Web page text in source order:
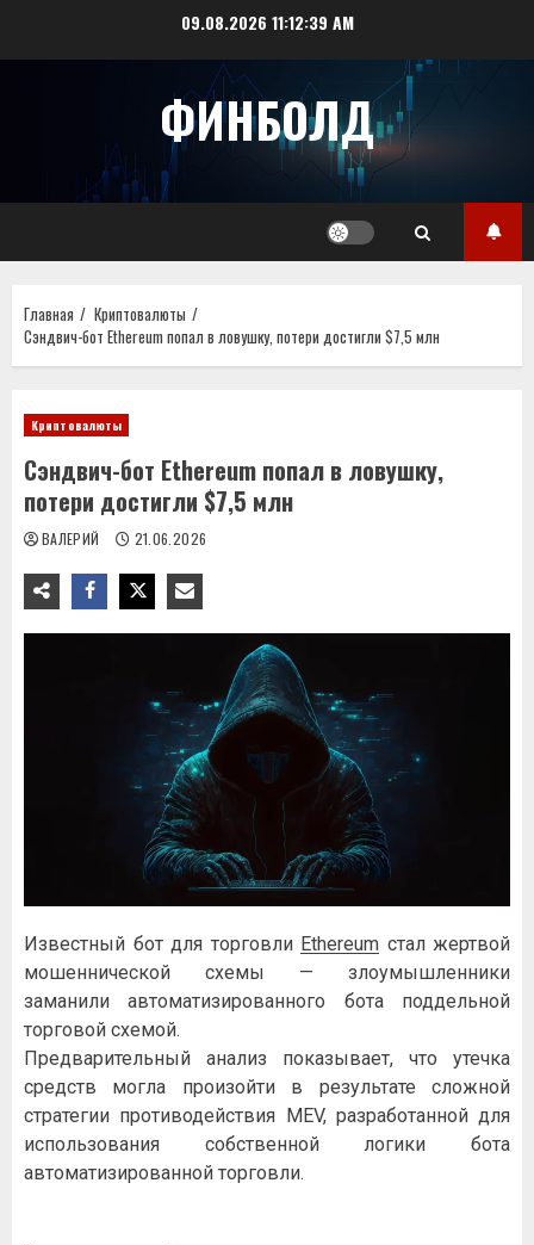
09.08.2026 11:12:39 AM
ФИНБОЛД
Главная
Криптовалюты
Сэндвич-бот Ethereum попал в ловушку, потери достигли $7,5 млн
Криптовалюты
Сэндвич-бот Ethereum попал в ловушку,
потери достигли $7,5 млн
ВАЛЕРИЙ 21.06.2026
Известный бот для торговли Ethereum стал жертвой
мошеннической схемы — злоумышленники
заманили автоматизированного бота поддельной
торговой схемой.
Предварительный анализ показывает, что утечка
средств могла произойти в результате сложной
стратегии противодействия MEV, разработанной для
использования собственной логики бота
автоматизированной торговли.